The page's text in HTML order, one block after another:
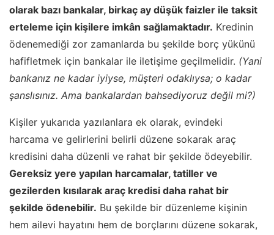
olarak bazı bankalar, birkaç ay düşük faizler ile taksit
erteleme için kişilere imkân sağlamaktadır. Kredinin
ödenemediği zor zamanlarda bu şekilde borç yükünü
hafifletmek için bankalar ile iletişime geçilmelidir. (Yani
bankanız ne kadar iyiyse, müşteri odaklıysa; o kadar
şanslısınız. Ama bankalardan bahsediyoruz değil mi?)
Kişiler yukarıda yazılanlara ek olarak, evindeki
harcama ve gelirlerini belirli düzene sokarak araç
kredisini daha düzenli ve rahat bir şekilde ödeyebilir.
Gereksiz yere yapılan harcamalar, tatiller ve
gezilerden kısılarak araç kredisi daha rahat bir
şekilde ödenebilir. Bu şekilde bir düzenleme kişinin
hem ailevi hayatını hem de borçlarını düzene sokarak,